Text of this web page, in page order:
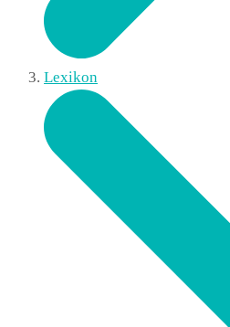
Lexikon